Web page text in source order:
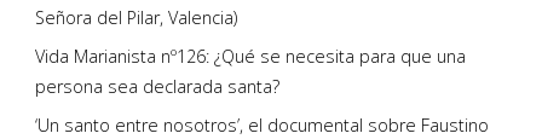
Señora del Pilar, Valencia)
Vida Marianista nº126: ¿Qué se necesita para que una
persona sea declarada santa?
‘Un santo entre nosotros’, el documental sobre Faustino